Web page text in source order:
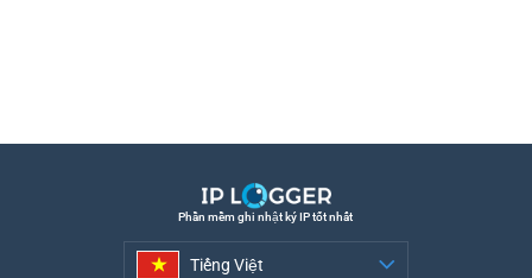
Phần mềm ghi nhật ký IP tốt nhất
Tiếng Việt